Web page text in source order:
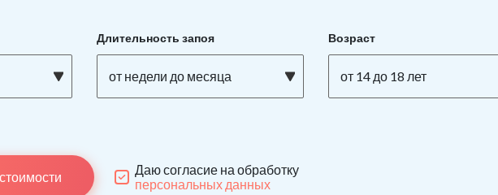
Длительность запоя
от недели до месяца
Возраст
от 14 до 18 лет
Даю согласие на обработку
персональных данных